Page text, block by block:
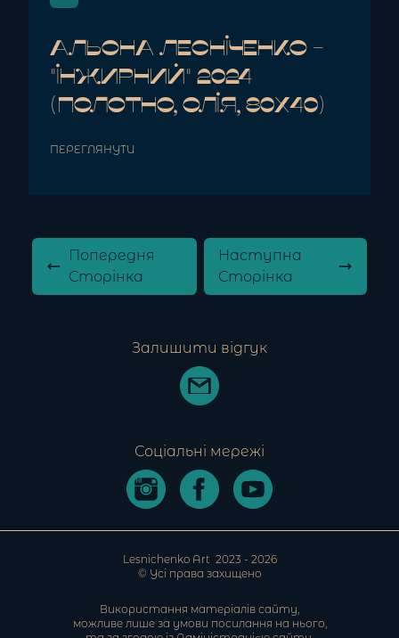
Альона Лесніченко -
"Інжирний" 2024
(полотно, олія, 80x40)
ПЕРЕГЛЯНУТИ
Попередня
Сторінка
Наступна
Сторінка
Залишити відгук
Соціальні мережі
Lesnichenko Art 2023 - 2026
© Усі права захищено
Використання матеріалів сайту,
можливе лише за умови посилання на нього,